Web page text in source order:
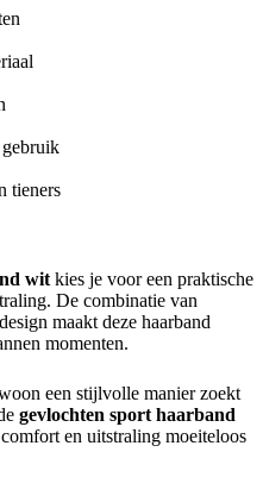
tieners
wit kies je voor een praktische
De combinatie van
maakt deze haarband
momenten.
een stijlvolle manier zoekt
gevlochten sport haarband
en uitstraling moeiteloos